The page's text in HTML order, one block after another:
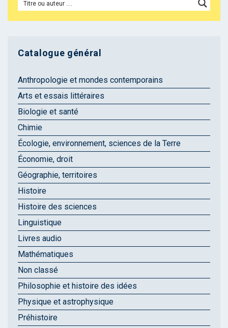
Catalogue général
Anthropologie et mondes contemporains
Arts et essais littéraires
Biologie et santé
Chimie
Écologie, environnement, sciences de la Terre
Économie, droit
Géographie, territoires
Histoire
Histoire des sciences
Linguistique
Livres audio
Mathématiques
Non classé
Philosophie et histoire des idées
Physique et astrophysique
Préhistoire